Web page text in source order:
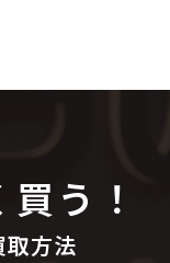
う！
取方法